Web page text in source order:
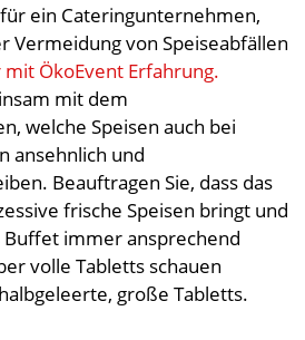
ein Cateringunternehmen,
Vermeidung von Speiseabfällen
ÖkoEvent Erfahrung.
mit dem
welche Speisen auch bei
ansehnlich und
Beauftragen Sie, dass das
frische Speisen bringt und
Buffet immer ansprechend
volle Tabletts schauen
große Tabletts.